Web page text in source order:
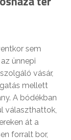
sem
ünnepi
vásár,
mellett
A bódékban
választhattok,
át a
forralt bor,